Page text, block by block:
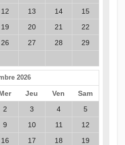
12 13 14
15
19 20 21
22
26 27 28
29
2026
Jeu Ven
Sam
2 3 4
5
9 10 11
12
16 17 18
19